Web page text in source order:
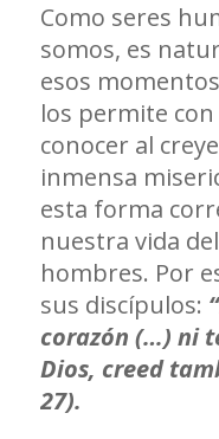
Como seres
somos, es
esos
los permite
conocer al
inmensa
esta forma
nuestra vida
hombres. Por
sus discípulos:
corazón (…) ni
Dios, creed
27).